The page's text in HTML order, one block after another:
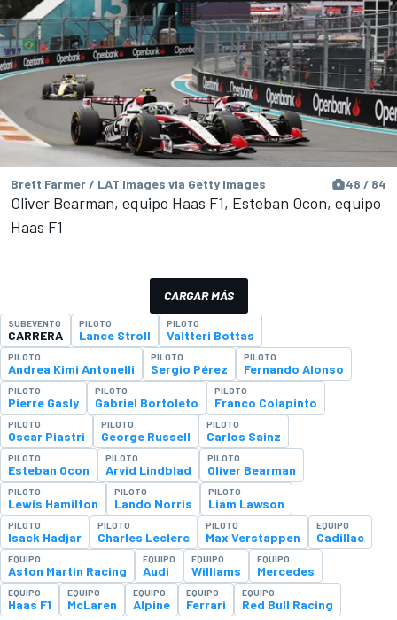
Brett Farmer / LAT Images via Getty Images 48 / 84
Oliver Bearman, equipo Haas F1, Esteban Ocon, equipo
Haas F1
CARGAR MÁS
SUBEVENTO
CARRERA
PILOTO
Lance Stroll
PILOTO
Valtteri Bottas
PILOTO
Andrea Kimi Antonelli
PILOTO
Sergio Pérez
PILOTO
Fernando Alonso
PILOTO
Pierre Gasly
PILOTO
Gabriel Bortoleto
PILOTO
Franco Colapinto
PILOTO
Oscar Piastri
PILOTO
George Russell
PILOTO
Carlos Sainz
PILOTO
Esteban Ocon
PILOTO
Arvid Lindblad
PILOTO
Oliver Bearman
PILOTO
Lewis Hamilton
PILOTO
Lando Norris
PILOTO
Liam Lawson
PILOTO
Isack Hadjar
PILOTO
Charles Leclerc
PILOTO
Max Verstappen
EQUIPO
Cadillac
EQUIPO
Aston Martin Racing
EQUIPO
Audi
EQUIPO
Williams
EQUIPO
Mercedes
EQUIPO
Haas F1
EQUIPO
McLaren
EQUIPO
Alpine
EQUIPO
Ferrari
EQUIPO
Red Bull Racing